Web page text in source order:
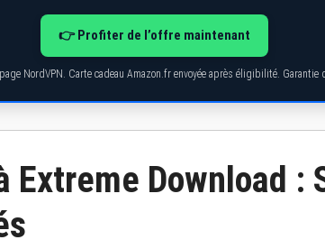
👉 Profiter de l’offre maintenant
NordVPN. Carte cadeau Amazon.fr envoyée après éligibilité. Garantie
Extreme Download :